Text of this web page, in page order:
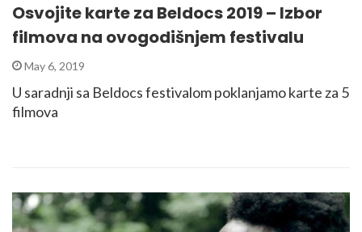
Osvojite karte za Beldocs 2019 – Izbor
filmova na ovogodišnjem festivalu
May 6, 2019
U saradnji sa Beldocs festivalom poklanjamo karte za 5
filmova